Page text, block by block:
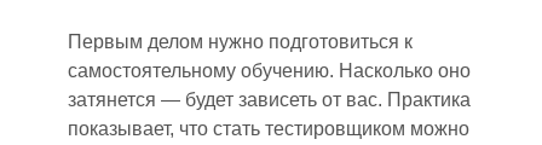
Первым делом нужно подготовиться к
самостоятельному обучению. Насколько оно
затянется — будет зависеть от вас. Практика
показывает, что стать тестировщиком можно